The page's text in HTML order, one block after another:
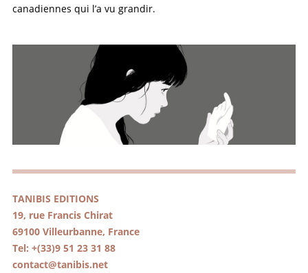
canadiennes qui l’a vu grandir.
TANIBIS EDITIONS
19, rue Francis Chirat
69100 Villeurbanne, France
Tel: +(33)9 51 23 31 88
contact@tanibis.net